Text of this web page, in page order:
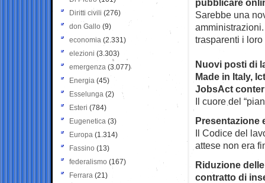
pubblicare
Sarebbe una
trasparenti i
Nuovi posti di
Made in Italy,
JobsAct
Il cuore del
Presentazione
Il Codice del
attese non era
Riduzione
contratto di
Diritti civili (276)
don Gallo (9)
economia (2.331)
elezioni (3.303)
emergenza (3.077)
Energia (45)
Esselunga (2)
Esteri (784)
Eugenetica (3)
Europa (1.314)
Fassino (13)
federalismo (167)
Ferrara (21)